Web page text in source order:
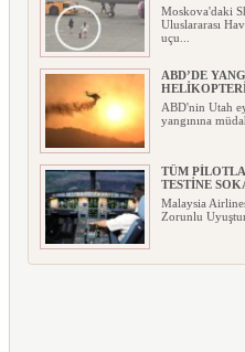
Moskova'daki
Uluslararası
uçu...
ABD’DE
ABD'nin Utah
yangınına
TÜM
TESTİNE
Malaysia
Zorunlu
UÇAĞIN